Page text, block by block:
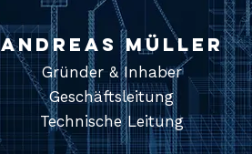
Andreas müller
Gründer & Inhaber
Geschäftsleitung
Technische Leitung